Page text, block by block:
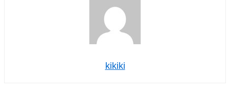
kikiki